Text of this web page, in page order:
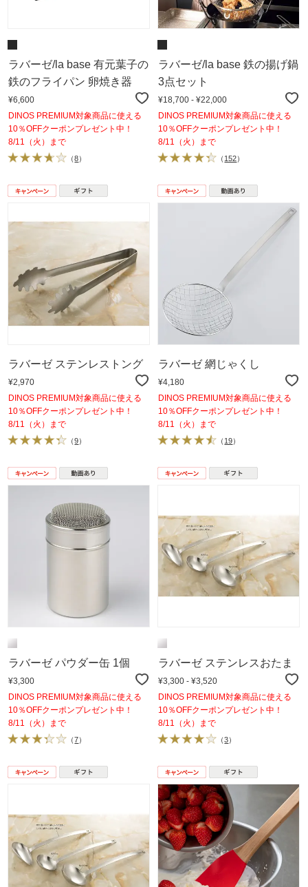
ラバーゼ/la base 有元葉子の
鉄のフライパン 卵焼き器
¥6,600
DINOS PREMIUM対象商品に使える
10％OFFクーポンプレゼント中！
8/11（火）まで
（8）
ラバーゼ/la base 鉄の揚げ鍋
3点セット
¥18,700 - ¥22,000
DINOS PREMIUM対象商品に使える
10％OFFクーポンプレゼント中！
8/11（火）まで
（ 152）
ラバーゼ ステンレストング
¥2,970
DINOS PREMIUM対象商品に使える
10％OFFクーポンプレゼント中！
8/11（火）まで
（9）
ラバーゼ 網じゃくし
¥4,180
DINOS PREMIUM対象商品に使える
10％OFFクーポンプレゼント中！
8/11（火）まで
（ 19）
ラバーゼ パウダー缶 1個
¥3,300
DINOS PREMIUM対象商品に使える
10％OFFクーポンプレゼント中！
8/11（火）まで
（7）
ラバーゼ ステンレスおたま
¥3,300 - ¥3,520
DINOS PREMIUM対象商品に使える
10％OFFクーポンプレゼント中！
8/11（火）まで
（3）